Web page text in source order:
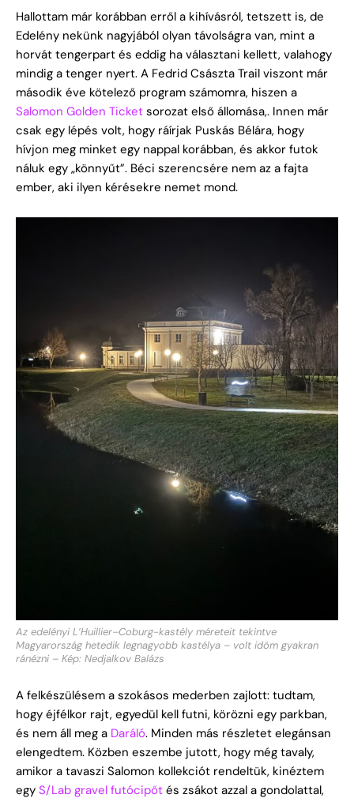
Hallottam már korábban erről a kihívásról, tetszett is, de
Edelény nekünk nagyjából olyan távolságra van, mint a
horvát tengerpart és eddig ha választani kellett, valahogy
mindig a tenger nyert. A Fedrid Császta Trail viszont már
második éve kötelező program számomra, hiszen a
Salomon Golden Ticket sorozat első állomása,. Innen már
csak egy lépés volt, hogy ráírjak Puskás Bélára, hogy
hívjon meg minket egy nappal korábban, és akkor futok
náluk egy „könnyűt”. Béci szerencsére nem az a fajta
ember, aki ilyen kérésekre nemet mond.
Az edelényi L’Huillier–Coburg-kastély méreteit tekintve
Magyarország hetedik legnagyobb kastélya – volt időm gyakran
ránézni – Kép: Nedjalkov Balázs
A felkészülésem a szokásos mederben zajlott: tudtam,
hogy éjfélkor rajt, egyedül kell futni, körözni egy parkban,
és nem áll meg a Daráló. Minden más részletet elegánsan
elengedtem. Közben eszembe jutott, hogy még tavaly,
amikor a tavaszi Salomon kollekciót rendeltük, kinéztem
egy S/Lab gravel futócipőt és zsákot azzal a gondolattal,